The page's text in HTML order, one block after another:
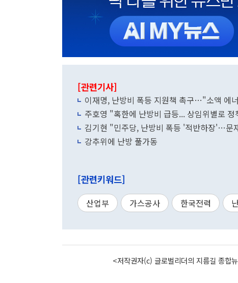
[관련기사]
이재명, 난방비 폭등 지원책 촉구…"소액 에
주호영 "혹한에 난방비 급등... 상임위별로
김기현 "민주당, 난방비 폭등 '적반하장'…문
강추위에 난방 풀가동
[관련키워드]
산업부 가스공사 한국전력
<저작권자(c) 글로벌리더의 지름길 종